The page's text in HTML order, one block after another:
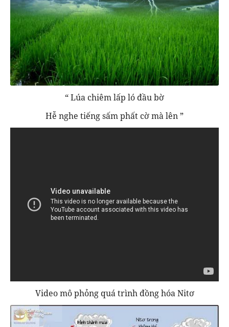
“ Lúa chiêm lấp ló đầu bờ
Hễ nghe tiếng sấm phất cờ mà lên ”
Video mô phỏng quá trình đồng hóa Nitơ